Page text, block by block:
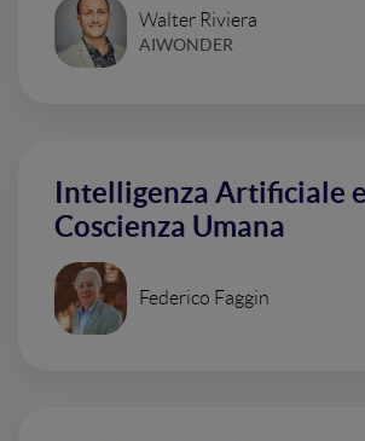
Walter Riviera
AIWONDER
Intelligenza Artificiale e
Coscienza Umana
Federico Faggin